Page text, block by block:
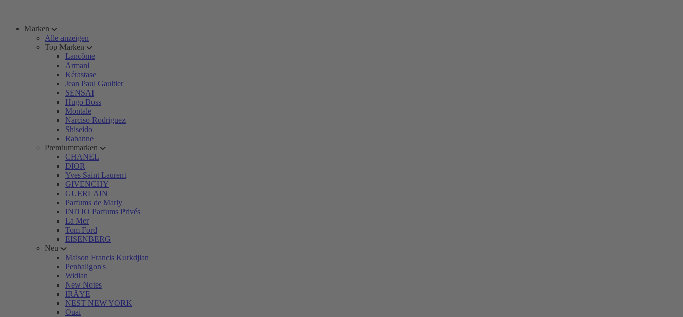
Marken
Alle anzeigen
Top Marken
Lancôme
Armani
Kérastase
Jean Paul Gaultier
SENSAI
Hugo Boss
Montale
Narciso Rodriguez
Shiseido
Rabanne
Premiummarken
CHANEL
DIOR
Yves Saint Laurent
GIVENCHY
GUERLAIN
Parfums de Marly
INITIO Parfums Privés
La Mer
Tom Ford
EISENBERG
Neu
Maison Francis Kurkdjian
Penhaligon's
Widian
New Notes
IRÄYE
NEST NEW YORK
Ouai